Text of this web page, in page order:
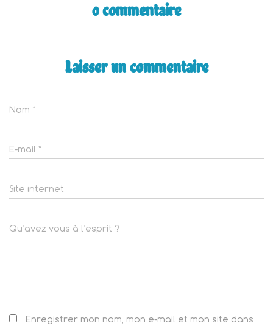
0 commentaire
Laisser un commentaire
Nom *
E-mail *
Site internet
Qu’avez vous à l’esprit ?
Enregistrer mon nom, mon e-mail et mon site dans